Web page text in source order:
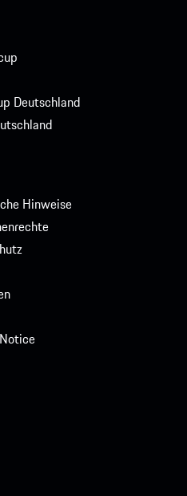
Deutschland
Hinweise